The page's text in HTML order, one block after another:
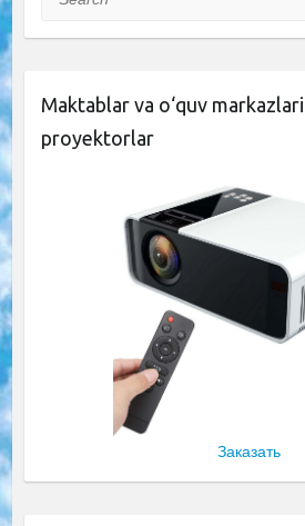
Maktablar va o‘quv
proyektorlar
Заказать